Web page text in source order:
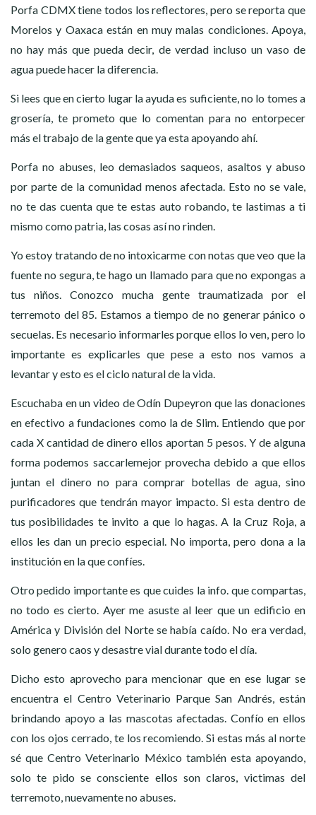
Porfa CDMX tiene todos los reflectores, pero se reporta que
Morelos y Oaxaca están en muy malas condiciones. Apoya,
no hay más que pueda decir, de verdad incluso un vaso de
agua puede hacer la diferencia.
Si lees que en cierto lugar la ayuda es suficiente, no lo tomes a
grosería, te prometo que lo comentan para no entorpecer
más el trabajo de la gente que ya esta apoyando ahí.
Porfa no abuses, leo demasiados saqueos, asaltos y abuso
por parte de la comunidad menos afectada. Esto no se vale,
no te das cuenta que te estas auto robando, te lastimas a ti
mismo como patria, las cosas así no rinden.
Yo estoy tratando de no intoxicarme con notas que veo que la
fuente no segura, te hago un llamado para que no expongas a
tus niños. Conozco mucha gente traumatizada por el
terremoto del 85. Estamos a tiempo de no generar pánico o
secuelas. Es necesario informarles porque ellos lo ven, pero lo
importante es explicarles que pese a esto nos vamos a
levantar y esto es el ciclo natural de la vida.
Escuchaba en un video de Odín Dupeyron que las donaciones
en efectivo a fundaciones como la de Slim. Entiendo que por
cada X cantidad de dinero ellos aportan 5 pesos. Y de alguna
forma podemos saccarlemejor provecha debido a que ellos
juntan el dinero no para comprar botellas de agua, sino
purificadores que tendrán mayor impacto. Si esta dentro de
tus posibilidades te invito a que lo hagas. A la Cruz Roja, a
ellos les dan un precio especial. No importa, pero dona a la
institución en la que confíes.
Otro pedido importante es que cuides la info. que compartas,
no todo es cierto. Ayer me asuste al leer que un edificio en
América y División del Norte se había caído. No era verdad,
solo genero caos y desastre vial durante todo el día.
Dicho esto aprovecho para mencionar que en ese lugar se
encuentra el Centro Veterinario Parque San Andrés, están
brindando apoyo a las mascotas afectadas. Confío en ellos
con los ojos cerrado, te los recomiendo. Si estas más al norte
sé que Centro Veterinario México también esta apoyando,
solo te pido se consciente ellos son claros, victimas del
terremoto, nuevamente no abuses.